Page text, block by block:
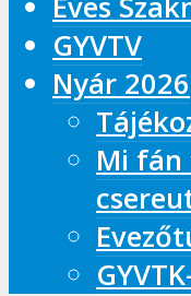
GYVTV
Nyár 2026
Mi fán